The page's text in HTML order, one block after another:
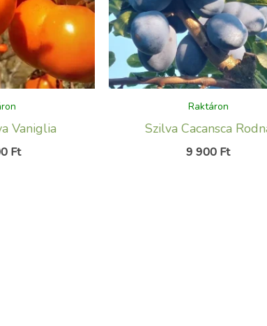
Vaniglia
Ft
Raktáron
Szilva Cacansca
9 900 Ft